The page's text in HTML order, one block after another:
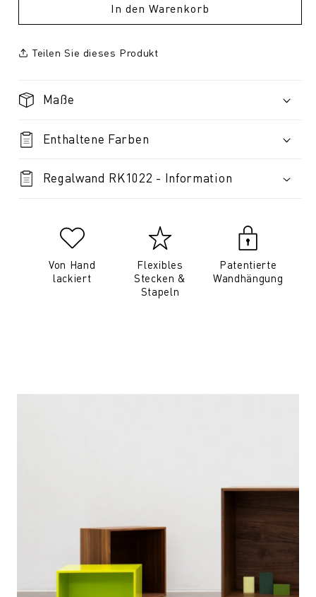
In den Warenkorb
Teilen Sie dieses Produkt
Maße
Enthaltene Farben
Regalwand RK1022 - Information
Von Hand
lackiert
Flexibles
Stecken &
Stapeln
Patentierte
Wandhängung